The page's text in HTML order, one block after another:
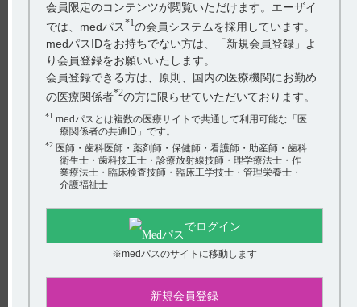
【関連情報】
フロプロピオンが薬として注目され出したのは、フランスで古
くから民間薬として腹痛に用いられていたシナの樹皮成分の薬
理作用の研究です。1950 年代の終わり頃、シナの樹皮に含ま
れるフロレチンを加水分解して得られたフロログルシノール
（フロプロピオンの母核となる物質）が緩和な利胆・利尿・抗
セロトニン作用を持つというフランスの薬理学者CAHENの研
究（Thérapie 17, 1349（1962））が発端となりました。この論
文をもとにフランスでは関連化合物（ポリフェノール）の研究
が盛んとなり、1960 年代の初めから次々と基礎的・臨床的研
究論文が発表されました。その 1 つがきっかけとなり、従来の
鎮痙剤とは作用及び化学構造が異なり、消化管平滑筋はもとよ
り胆道系特にオッジ括約筋に鎮痙作用を示すものとして、弊社
研究所においてコスパノンが開発されました。（引用3）
【引用】
タビューフォーム 2024 年 2 月改訂（第 9 版） II.名称に関する
2）コスパノン錠40mg・錠80mg コスパノンカプセル40mg イン
タビューフォーム 2024 年 2 月改訂（第 9 版） II.名称に関する
項目 5. 化学名（命名法）又は本質
タビューフォーム 2024 年 2 月改訂（第 9 版） I．概要に関す
会員限定のコンテンツが閲覧いただけます。エーザイ
では、medパス*1の会員システムを採用しています。
medパスIDをお持ちでない方は、「新規会員登録」よ
り会員登録をお願いいたします。
会員登録できる方は、原則、国内の医療機関にお勤め
の医療関係者*2の方に限らせていただいております。
*1 medパスとは複数の医療サイトで共通して利用可能な「医
療関係者の共通ID」です。
*2 医師・歯科医師・薬剤師・保健師・看護師・助産師・歯科
衛生士・歯科技工士・診療放射線技師・理学療法士・作
業療法士・臨床検査技師・臨床工学技士・管理栄養士・
介護福祉士
でログイン
※medパスのサイトに移動します
新規会員登録